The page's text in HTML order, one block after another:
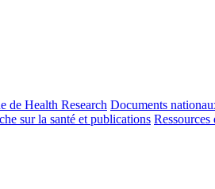
de Health Research Documents
sur la santé et publications